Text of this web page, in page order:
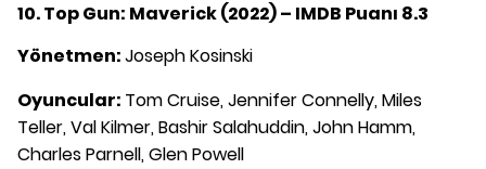
10. Top Gun: Maverick (2022) – IMDB Puanı 8.3
Yönetmen:Joseph Kosinski
Oyuncular: Tom Cruise, Jennifer Connelly, Miles
Teller, Val Kilmer, Bashir Salahuddin, John Hamm,
Charles Parnell, Glen Powell